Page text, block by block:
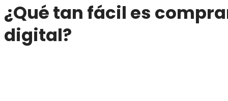
¿Qué tan fácil es
digital?